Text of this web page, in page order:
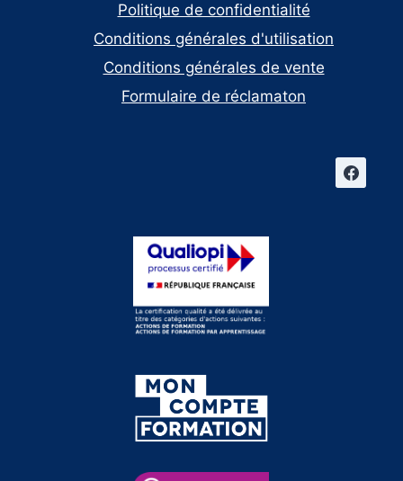
Politique de confidentialité
Conditions générales d'utilisation
Conditions générales de vente
Formulaire de réclamaton